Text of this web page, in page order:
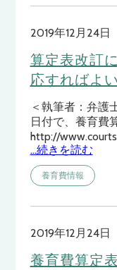
2019年12月24日
算定表改訂
応すればよ
＜執筆者：弁護
日付で、養育費
http://
…続きを読む
養育費情報
2019年12月24日
養育費算定